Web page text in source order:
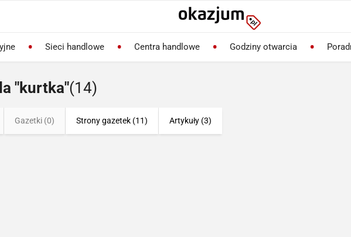
Sieci handlowe Centra handlowe Godziny otwarcia
"kurtka"(14)
Gazetki (0) Strony gazetek (11) Artykuły (3)